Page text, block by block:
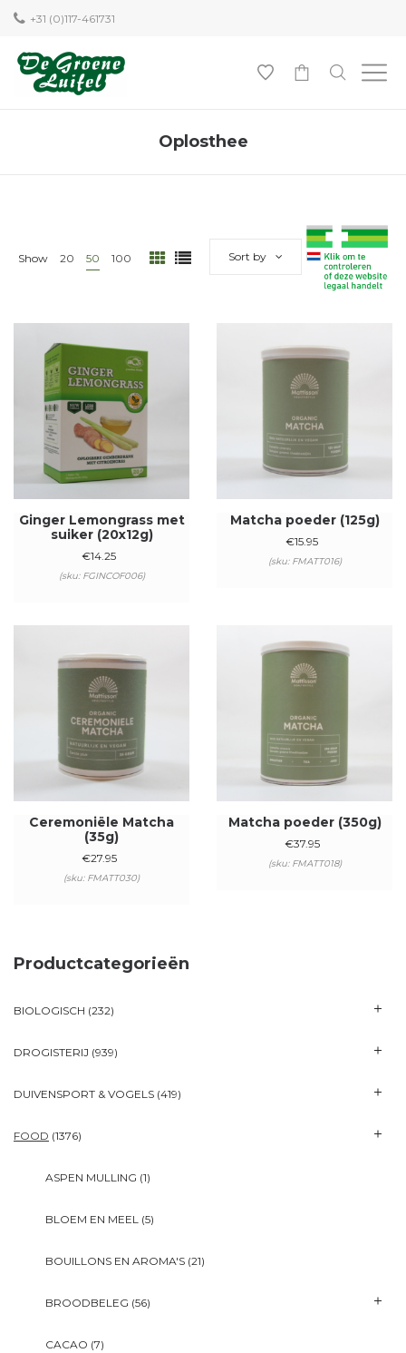
+31 (0)117-461731
Oplosthee
Show 20 50 100 Sort by
Ginger Lemongrass met
suiker (20x12g)
€14.25
(sku: FGINCOF006)
Matcha poeder (125g)
€15.95
(sku: FMATT016)
Ceremoniële Matcha
(35g)
€27.95
(sku: FMATT030)
Matcha poeder (350g)
€37.95
(sku: FMATT018)
Productcategorieën
BIOLOGISCH (232)
DROGISTERIJ (939)
DUIVENSPORT & VOGELS (419)
FOOD (1376)
ASPEN MULLING (1)
BLOEM EN MEEL (5)
BOUILLONS EN AROMA'S (21)
BROODBELEG (56)
CACAO (7)